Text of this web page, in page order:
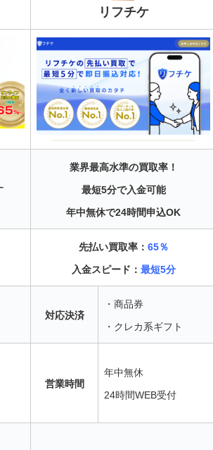
リフチケ
業界最高水準の買取率！
最短5分で入金可能
年中無休で24時間申込OK
先払い買取率： 65％
入金スピード： 最短5分
対応決済
・商品券
・クレカ系ギフト
営業時間
年中無休
24時間WEB受付